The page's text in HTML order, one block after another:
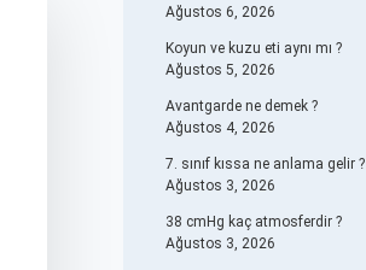
Ağustos 6, 2026
Koyun ve kuzu eti aynı mı ?
Ağustos 5, 2026
Avantgarde ne demek ?
Ağustos 4, 2026
7. sınıf kıssa ne anlama gelir ?
Ağustos 3, 2026
38 cmHg kaç atmosferdir ?
Ağustos 3, 2026